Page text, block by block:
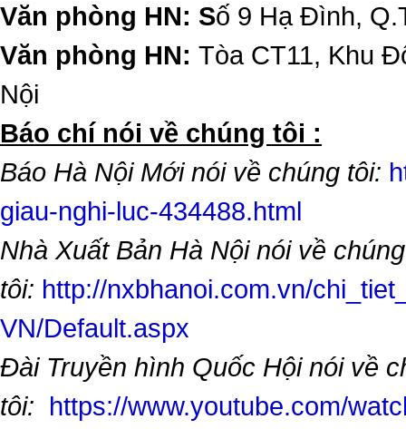
Văn phòng HN: Số 9 Hạ Đình,
Văn phòng HN: Tòa CT11, Khu
Nội
​Báo chí nói về chúng tôi :
Báo Hà Nội Mới nói về chúng tôi:
giau-nghi-luc-434488.html
Nhà Xuất Bản Hà Nội nói về chúng
tôi: http://nxbhanoi.com.vn/
VN/Default.aspx
Đài Truyền hình Quốc Hội nói về
tôi: https://www.youtube.com/